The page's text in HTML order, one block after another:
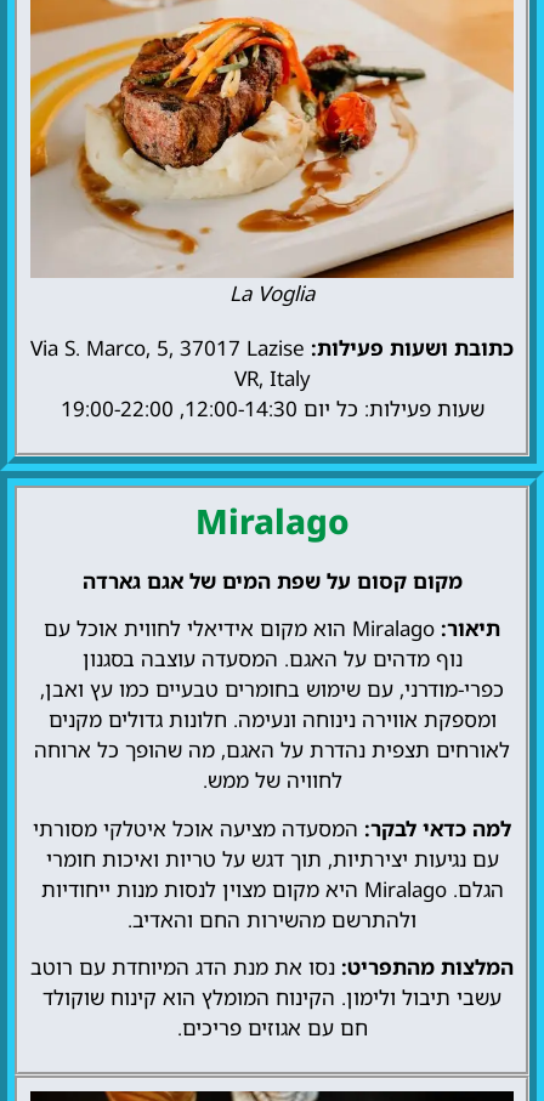
La Voglia
כתובת ושעות פעילות: Via S. Marco, 5, 37017 Lazise
VR, Italy
שעות פעילות: כל יום 12:00-14:30, 19:00-22:00
Miralago
מקום קסום על שפת המים של אגם גארדה
תיאור:
Miralago הוא מקום אידיאלי לחווית אוכל עם
נוף מדהים על האגם. המסעדה עוצבה בסגנון
כפרי-מודרני, עם שימוש בחומרים טבעיים כמו עץ ואבן,
ומספקת אווירה נינוחה ונעימה. חלונות גדולים מקנים
לאורחים תצפית נהדרת על האגם, מה שהופך כל ארוחה
לחוויה של ממש.
למה כדאי לבקר: המסעדה מציעה אוכל איטלקי מסורתי
עם נגיעות יצירתיות, תוך דגש על טריות ואיכות חומרי
הגלם. Miralago היא מקום מצוין לנסות מנות ייחודיות
ולהתרשם מהשירות החם והאדיב.
המלצות מהתפריט: נסו את מנת הדג המיוחדת עם רוטב
עשבי תיבול ולימון. הקינוח המומלץ הוא קינוח שוקולד
חם עם אגוזים פריכים.